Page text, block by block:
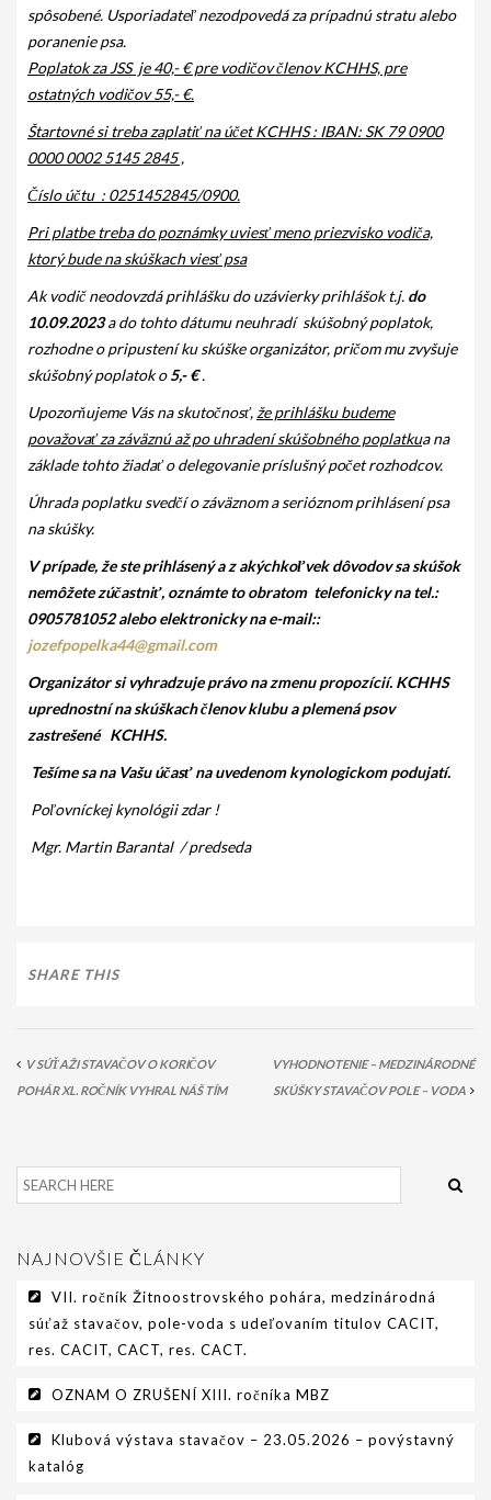
KYNOLOGICKÝ KALENDÁR
GALÉRIA
INZERCIA
KONTAKT
spôsobené. Usporiadateľ nezodpovedá za prípadnú stratu alebo
poranenie psa.
Poplatok za JSS je 40,- € pre vodičov členov KCHHS, pre
ostatných vodičov 55,- €.
Štartovné si treba zaplatiť na účet KCHHS : IBAN: SK 79 0900
0000 0002 5145 2845 ,
Číslo účtu : 0251452845/0900.
Pri platbe treba do poznámky uviesť meno priezvisko vodiča,
ktorý bude na skúškach viesť psa
Ak vodič neodovzdá prihlášku do uzávierky prihlášok t.j. do
10.09.2023a do tohto dátumu neuhradí skúšobný poplatok,
rozhodne o pripustení ku skúške organizátor, pričom mu zvyšuje
skúšobný poplatok o5,- €.
Upozorňujeme Vás na skutočnosť,že prihlášku budeme
považovať za záväznú až po uhradení skúšobného poplatkua na
základe tohto žiadať o delegovanie príslušný počet rozhodcov.
Úhrada poplatku svedčí o záväznom a serióznom prihlásení psa
na skúšky.
V prípade, že ste prihlásený a z akýchkoľvek dôvodov sa skúšok
nemôžete zúčastniť, oznámte to obratom telefonicky na tel.:
0905781052 alebo elektronicky na e-mail::
jozefpopelka44@gmail.com
Organizátor si vyhradzuje právo na zmenu propozícií. KCHHS
uprednostní na skúškach členov klubu a plemená psov
zastrešené KCHHS.
Tešíme sa na Vašu účasť na uvedenom kynologickom podujatí.
Poľovníckej kynológii zdar !
Mgr. Martin Barantal /predseda
SHARE THIS
V SÚŤAŽI STAVAČOV O KORIČOV
POHÁR XL. ROČNÍK VYHRAL NÁŠ TÍM
VYHODNOTENIE – MEDZINÁRODNÉ
SKÚŠKY STAVAČOV POLE – VODA
NAJNOVŠIE ČLÁNKY
VII. ročník Žitnoostrovského pohára, medzinárodná
súťaž stavačov, pole-voda s udeľovaním titulov CACIT,
res. CACIT, CACT, res. CACT.
OZNAM O ZRUŠENÍ XIII. ročníka MBZ
Klubová výstava stavačov – 23.05.2026 – povýstavný
katalóg